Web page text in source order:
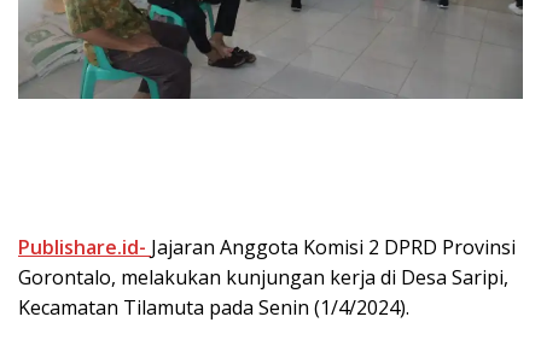
Publishare.id- Jajaran Anggota Komisi 2 DPRD Provinsi
Gorontalo, melakukan kunjungan kerja di Desa Saripi,
Kecamatan Tilamuta pada Senin (1/4/2024).